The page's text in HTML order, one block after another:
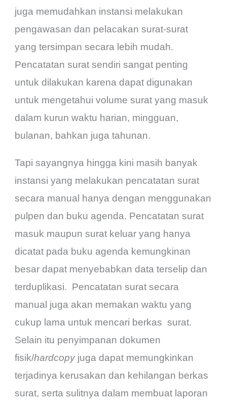
juga memudahkan instansi melakukan
pengawasan dan pelacakan surat-surat
yang tersimpan secara lebih mudah.
Pencatatan surat sendiri sangat penting
untuk dilakukan karena dapat digunakan
untuk mengetahui volume surat yang masuk
dalam kurun waktu harian, mingguan,
bulanan, bahkan juga tahunan.
Tapi sayangnya hingga kini masih banyak
instansi yang melakukan pencatatan surat
secara manual hanya dengan menggunakan
pulpen dan buku agenda. Pencatatan surat
masuk maupun surat keluar yang hanya
dicatat pada buku agenda kemungkinan
besar dapat menyebabkan data terselip dan
terduplikasi. Pencatatan surat secara
manual juga akan memakan waktu yang
cukup lama untuk mencari berkas surat.
Selain itu penyimpanan dokumen
fisik/hardcopy juga dapat memungkinkan
terjadinya kerusakan dan kehilangan berkas
surat, serta sulitnya dalam membuat laporan